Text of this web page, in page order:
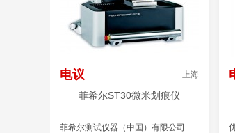
电议 上海
菲希尔ST30微米划痕仪
菲希尔测试仪器（中国）有限公司